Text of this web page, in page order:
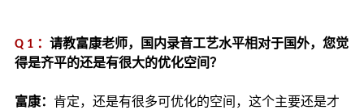
Q 1 ： 请教富康老师，国内录音工艺水平相对于国外，您觉
得是齐平的还是有很大的优化空间？
富康： 肯定，还是有很多可优化的空间，这个主要还是才